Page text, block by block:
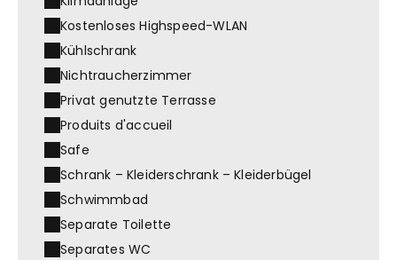
Kostenloses Highspeed-WLAN
Kühlschrank
Nichtraucherzimmer
Privat genutzte Terrasse
Produits d'accueil
Safe
Schrank – Kleiderschrank – Kleiderbügel
Schwimmbad
Separate Toilette
Separates WC